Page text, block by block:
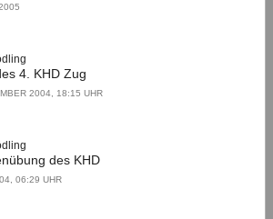
4. KHD Zug
2004, 18:15 UHR
des KHD
06:29 UHR